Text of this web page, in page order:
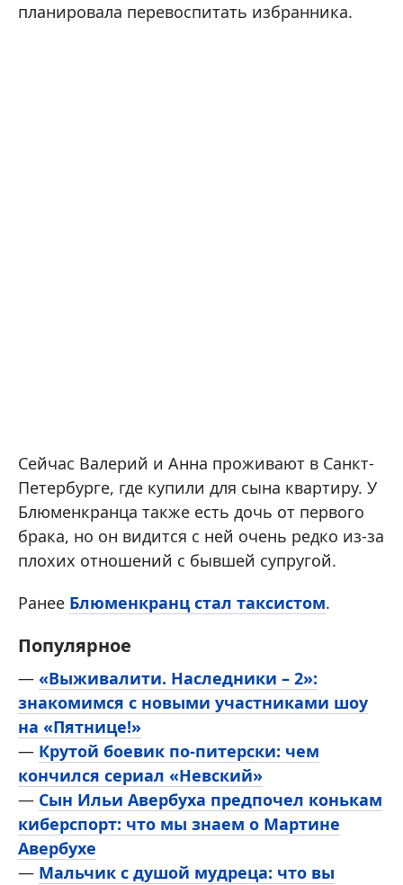
планировала перевоспитать избранника.
Сейчас Валерий и Анна проживают в Санкт-
Петербурге, где купили для сына квартиру. У
Блюменкранца также есть дочь от первого
брака, но он видится с ней очень редко из-за
плохих отношений с бывшей супругой.
Ранее Блюменкранц стал таксистом.
Популярное
— «Выживалити. Наследники – 2»:
знакомимся с новыми участниками шоу
на «Пятнице!»
— Крутой боевик по-питерски: чем
кончился сериал «Невский»
— Сын Ильи Авербуха предпочел конькам
киберспорт: что мы знаем о Мартине
Авербухе
— Мальчик с душой мудреца: что вы